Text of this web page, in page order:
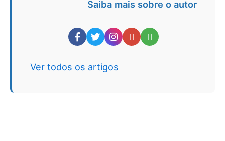
Saiba mais sobre o autor
Ver todos os artigos